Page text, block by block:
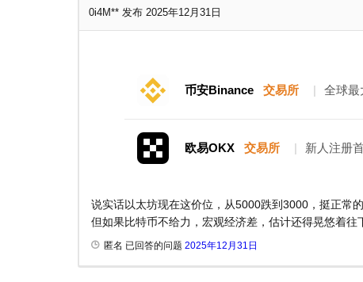
0i4M** 发布 2025年12月31日
币安Binance 交易所 | 全球最
欧易OKX 交易所 | 新人注册
说实话以太坊现在这价位，从5000跌到3000，挺正常
但如果比特币不给力，宏观经济差，估计还得晃悠着往
匿名 已回答的问题 2025年12月31日